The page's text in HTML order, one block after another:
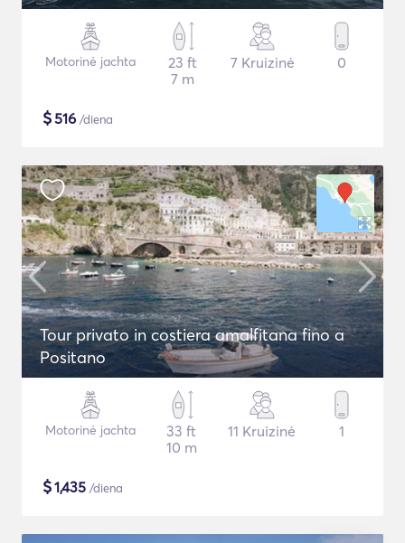
Motorinė jachta
23 ft
7 m
7 Kruizinė 0
$516 /diena
Tour privato in costiera amalfitana fino a
Positano
Motorinė jachta
33 ft
10 m
11 Kruizinė 1
$1,435 /diena